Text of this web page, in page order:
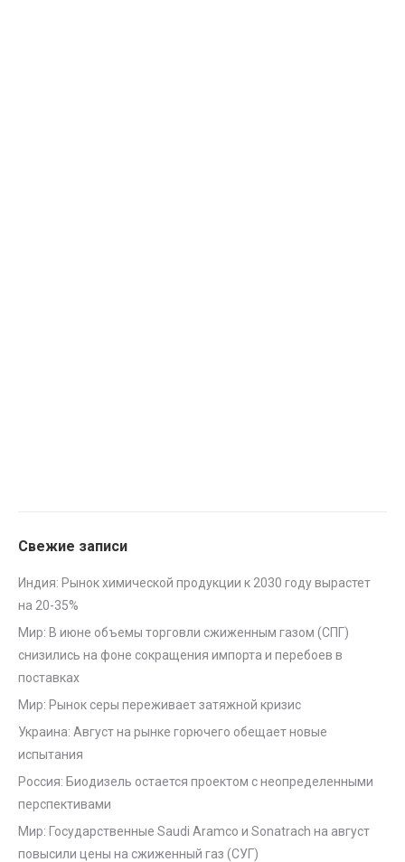
Свежие записи
Индия: Рынок химической продукции к 2030 году вырастет
на 20-35%
Мир: В июне объемы торговли сжиженным газом (СПГ)
снизились на фоне сокращения импорта и перебоев в
поставках
Мир: Рынок серы переживает затяжной кризис
Украина: Август на рынке горючего обещает новые
испытания
Россия: Биодизель остается проектом с неопределенными
перспективами
Мир: Государственные Saudi Aramco и Sonatrach на август
повысили цены на сжиженный газ (СУГ)